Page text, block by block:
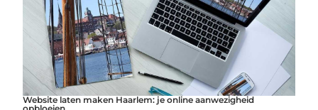
Website laten maken Haarlem: je online aanwezigheid